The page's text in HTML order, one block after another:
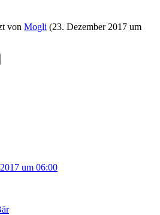
von Mogli (23. Dezember 2017 um
um 06:00